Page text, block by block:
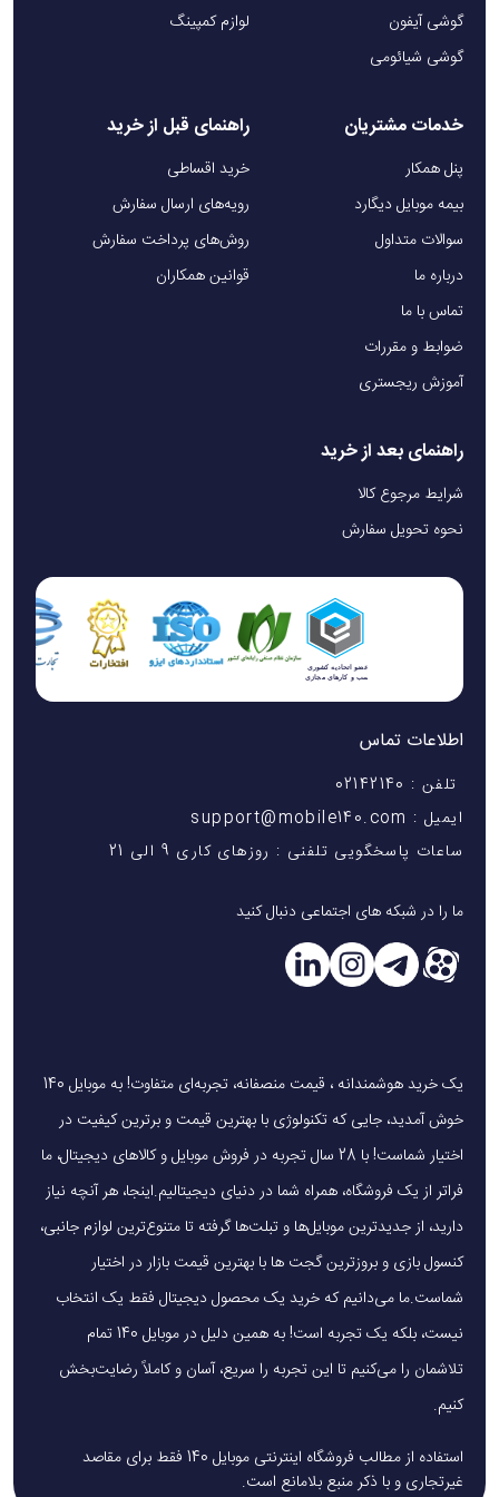
موتور بی‌صدا بدون جاروبک
: عملکرد بی‌صدا با قدرت بالا،
بدون ایجاد مزاحمت هنگام استفاده.
قدرت ماساژ تا ۱۲ کیلوگرم
: توانایی ماساژ عمیق برای تسکین
سه سر ماساژور متنوع
شکل برای استفاده در نواحی مختلف بدن.
ابعاد سبک و کم‌جا
باتری لیتیوم-یون با ظرفیت ۱۹۰۰ میلی‌آمپر ساعت
دمای عملیاتی بین ۵ تا ۴۰ درجه سانتیگراد
: مناسب برای
استفاده در شرایط مختلف.
طراحی ارگونومیک
احساس خستگی در دست.
کاربرد ساده و ایمن: استفاده راحت با کنترل قدرت و شدت
ماساژ برای جلوگیری از آسیب.
نکات ایمنی و استفاده
با شدت کم شروع کنید و به تدریج قدرت را افزایش دهید.
بیش از یک دقیقه در یک نقطه نمانید تا از آسیب دیدگی
جلوگیری شود.
دقیقه است.
فشار بیش از حد ممنوع است تا از ایجاد درد یا آسیب
جلوگیری شود.
مزایای استفاده از محصول ماساژور شیائومی
ریلکس کردن عضلات عمیق
و کاهش خستگی روزانه.
موتور بی‌صدا و سبکبرای استفاده راحت در منزل یا محل
گوشی آیفون
گوشی شیائومی
لوازم کمپینگ
خدمات مشتریان
پنل همکار
بیمه موبایل دیگارد
سوالات متداول
درباره ما
تماس با ما
ضوابط و مقررات
آموزش ریجستری
راهنمای قبل از خرید
خرید اقساطی
رویه‌های ارسال سفارش
روش‌های پرداخت سفارش
قوانین همکاران
راهنمای بعد از خرید
شرایط مرجوع کالا
نحوه تحویل سفارش
اطلاعات تماس
تلفن : 02142140
ایمیل : support@mobile140.com
ساعات پاسخگویی تلفنی : روزهای کاری 9 الی 21
ما را در شبکه های اجتماعی دنبال کنید
یک خرید هوشمندانه ، قیمت منصفانه، تجربه‌ای متفاوت! به موبایل 140
خوش آمدید، جایی که تکنولوژی با بهترین قیمت و برترین کیفیت در
اختیار شماست! با 28 سال تجربه در فروش موبایل و کالاهای دیجیتال، ما
فراتر از یک فروشگاه، همراه شما در دنیای دیجیتالیم.اینجا، هر آنچه نیاز
دارید، از جدیدترین موبایل‌ها و تبلت‌ها گرفته تا متنوع‌ترین لوازم جانبی،
کنسول بازی و بروزترین گجت ها با بهترین قیمت بازار در اختیار
شماست.ما می‌دانیم که خرید یک محصول دیجیتال فقط یک انتخاب
نیست، بلکه یک تجربه است! به همین دلیل در موبایل 140 تمام
تلاشمان را می‌کنیم تا این تجربه را سریع، آسان و کاملاً رضایت‌بخش
کنیم.
استفاده از مطالب فروشگاه اینترنتی موبایل 140 فقط برای مقاصد
غیرتجاری و با ذکر منبع بلامانع است.